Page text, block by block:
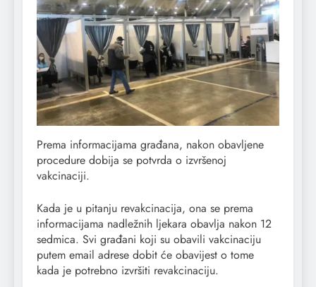
Prema informacijama građana, nakon obavljene
procedure dobija se potvrda o izvršenoj
vakcinaciji.
Kada je u pitanju revakcinacija, ona se prema
informacijama nadležnih ljekara obavlja nakon 12
sedmica. Svi građani koji su obavili vakcinaciju
putem email adrese dobit će obavijest o tome
kada je potrebno izvršiti revakcinaciju.